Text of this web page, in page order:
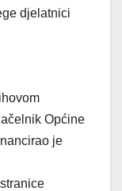
djelatnici
Općine
je